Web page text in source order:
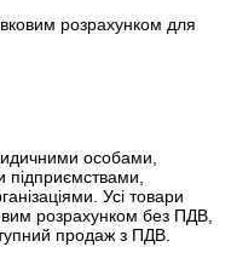
розрахунком для
особами,
Усі товари
розрахунком без ПДВ,
продаж з ПДВ.